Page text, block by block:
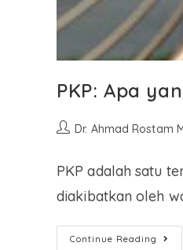
PKP: Apa
Dr. Ahmad Rostam
PKP adalah satu
diakibatkan oleh
Continue Reading